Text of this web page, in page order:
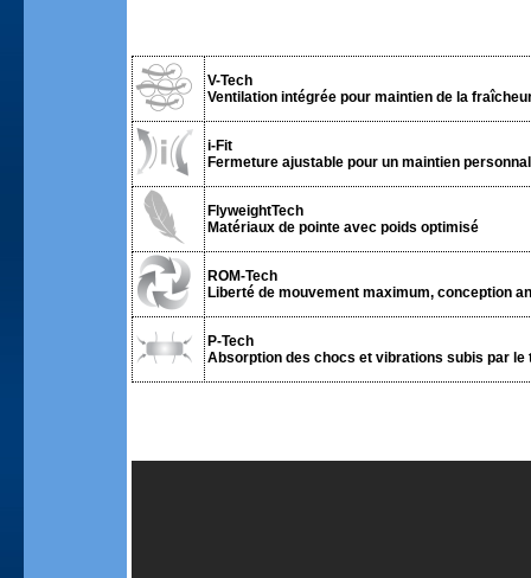
V-Tech
Ventilation intégrée pour maintien de la
i-Fit
Fermeture ajustable pour un maintien
FlyweightTech
Matériaux de pointe avec poids optimisé
ROM-Tech
Liberté de mouvement maximum, conception
P-Tech
Absorption des chocs et vibrations subis par le